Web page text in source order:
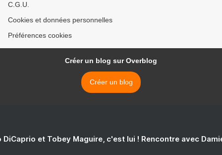
C.G.U.
Cookies et données personnelles
Préférences cookies
Créer un blog sur Overblog
Créer un blog
DiCaprio et Tobey Maguire, c'est lui ! Rencontre avec